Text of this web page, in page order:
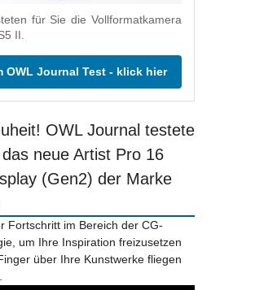
für Sie die Vollformatkamera
II.
OWL Journal Test - klick hier
OWL Journal testete
neue Artist Pro 16
(Gen2) der Marke
Fortschritt im Bereich der CG-
um Ihre Inspiration freizusetzen
über Ihre Kunstwerke fliegen